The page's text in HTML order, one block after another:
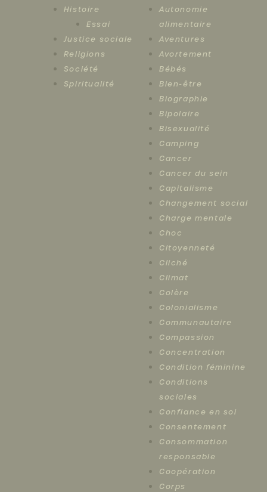
Histoire
Essai
Justice sociale
Religions
Société
Spiritualité
Autonomie
alimentaire
Aventures
Avortement
Bébés
Bien-être
Biographie
Bipolaire
Bisexualité
Camping
Cancer
Cancer du sein
Capitalisme
Changement social
Charge mentale
Choc
Citoyenneté
Cliché
Climat
Colère
Colonialisme
Communautaire
Compassion
Concentration
Condition féminine
Conditions
sociales
Confiance en soi
Consentement
Consommation
responsable
Coopération
Corps